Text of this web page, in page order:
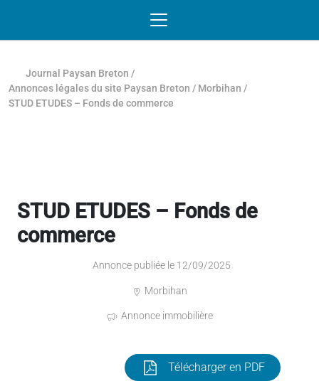
Journal Paysan Breton /
Annonces légales du site Paysan Breton / Morbihan /
STUD ETUDES – Fonds de commerce
STUD ETUDES – Fonds de
commerce
Annonce publiée le 12/09/2025
Morbihan
Annonce immobilière
Télécharger en PDF